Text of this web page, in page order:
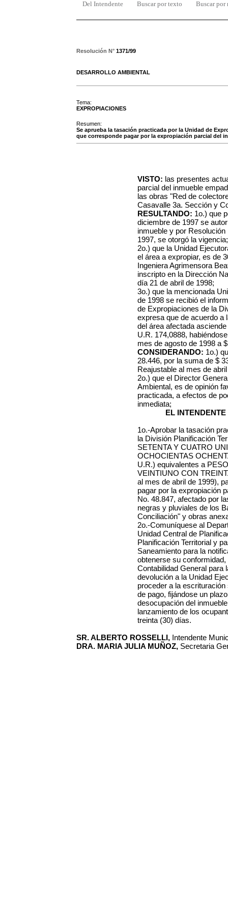
Del Intendente Buscar por texto Buscar por
Resolución N° 1371/99
DESARROLLO AMBIENTAL
Tema:
EXPROPIACIONES
Resumen:
Se aprueba la tasación practicada por la Unidad de
que corresponde pagar por la expropiación parcial del
VISTO: las presentes
parcial del inmueble
las obras "Red de
Casavalle 3a. Sección y
RESULTANDO: 1o.) que
diciembre de 1997 se
inmueble y por
1997, se otorgó la vigencia;
2o.) que la Unidad
el área a expropiar, es de
Ingeniera Agrimensora
inscripto en la Dirección
día 21 de abril de 1998;
3o.) que la mencionada
de 1998 se recibió el
de Expropiaciones de la
expresa que de acuerdo a
del área afectada
U.R. 174,0888,
mes de agosto de 1998 a
CONSIDERANDO: 1o.)
28.446, por la suma de $
Reajustable al mes de
2o.) que el Director
Ambiental, es de opinión
practicada, a efectos de
inmediata;
EL
1o.-Aprobar la tasación
la División Planificación
SETENTA Y CUATRO
OCHOCIENTAS
U.R.) equivalentes a
VEINTIUNO CON
al mes de abril de 1999),
pagar por la expropiación
No. 48.847, afectado por
negras y pluviales de los
Conciliación" y obras
2o.-Comuníquese al
Unidad Central de
Planificación Territorial y
Saneamiento para la
obtenerse su
Contabilidad General para
devolución a la Unidad
proceder a la
de pago, fijándose un
desocupación del
lanzamiento de los
treinta (30) días.
SR. ALBERTO ROSSELLI, Intendente
DRA. MARIA JULIA MUÑOZ, Secretaria